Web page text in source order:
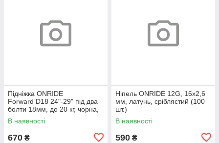
Підніжка ONRIDE
Forward D18 24"-29" під два
болти 18мм, до 20 кг, чорна,
polybag
В наявності
670 ₴
Ніпель ONRIDE 12G, 16x2,6
мм, латунь, сріблястий (100
шт.)
В наявності
590 ₴